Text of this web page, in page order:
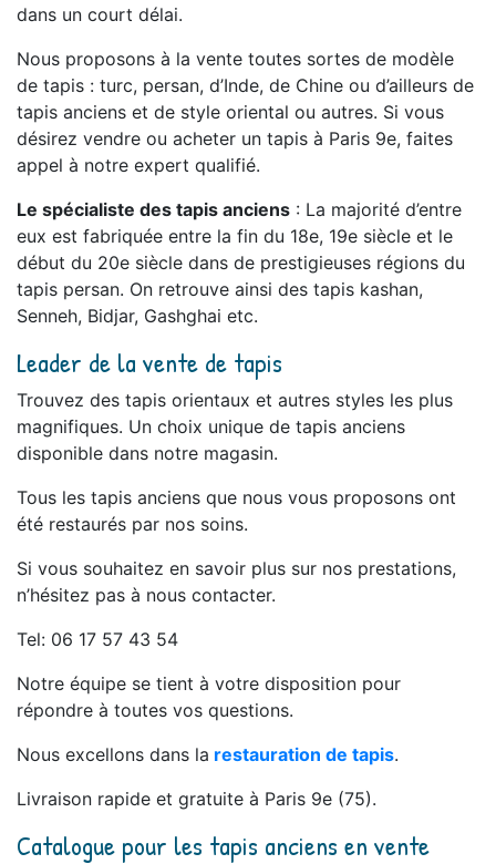
dans un court délai.
Nous proposons à la vente toutes sortes de modèle
de tapis : turc, persan, d’Inde, de Chine ou d’ailleurs de
tapis anciens et de style oriental ou autres. Si vous
désirez vendre ou acheter un tapis à Paris 9e, faites
appel à notre expert qualifié.
Le spécialiste des tapis anciens : La majorité d’entre
eux est fabriquée entre la fin du 18e, 19e siècle et le
début du 20e siècle dans de prestigieuses régions du
tapis persan. On retrouve ainsi des tapis kashan,
Senneh, Bidjar, Gashghai etc.
Leader de la vente de tapis
Trouvez des tapis orientaux et autres styles les plus
magnifiques. Un choix unique de tapis anciens
disponible dans notre magasin.
Tous les tapis anciens que nous vous proposons ont
été restaurés par nos soins.
Si vous souhaitez en savoir plus sur nos prestations,
n’hésitez pas à nous contacter.
Tel: 06 17 57 43 54
Notre équipe se tient à votre disposition pour
répondre à toutes vos questions.
Nous excellons dans la restauration de tapis.
Livraison rapide et gratuite à Paris 9e (75).
Catalogue pour les tapis anciens en vente